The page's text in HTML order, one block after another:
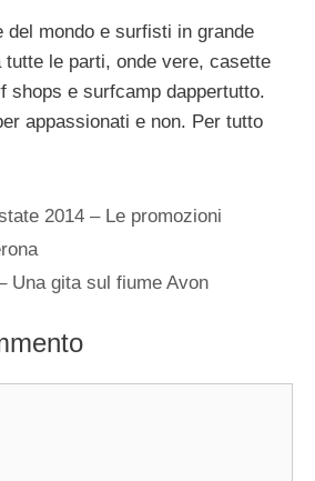
del mondo e surfisti in grande
le parti, onde vere, casette
shops e surfcamp dappertutto.
appassionati e non. Per tutto
2014 – Le promozioni
Una gita sul fiume Avon